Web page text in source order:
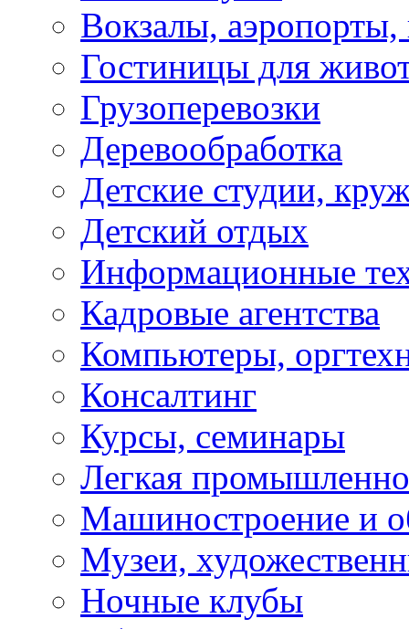
Вокзалы,
Гостиницы для
Грузоперевозки
Деревообработка
Детские студии,
Детский отдых
Информационные
Кадровые агентства
Компьютеры,
Консалтинг
Курсы, семинары
Легкая
Машиностроение и
Музеи,
Ночные клубы